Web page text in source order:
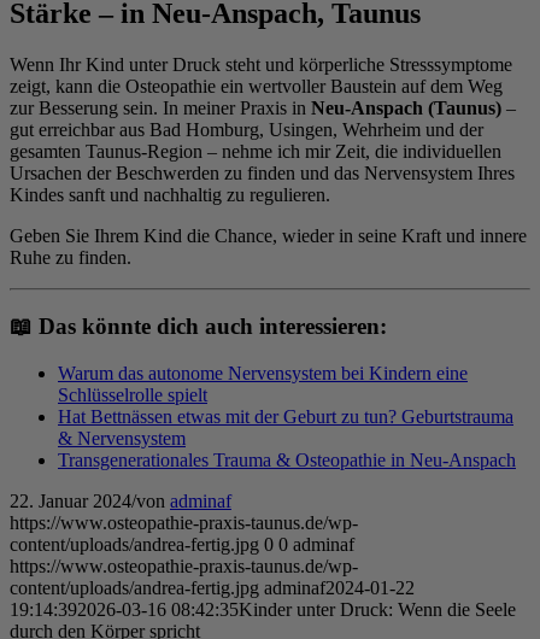
Stärke – in Neu-Anspach, Taunus
Wenn Ihr Kind unter Druck steht und körperliche Stresssymptome
zeigt, kann die Osteopathie ein wertvoller Baustein auf dem Weg
zur Besserung sein. In meiner Praxis in Neu-Anspach (Taunus) –
gut erreichbar aus Bad Homburg, Usingen, Wehrheim und der
gesamten Taunus-Region – nehme ich mir Zeit, die individuellen
Ursachen der Beschwerden zu finden und das Nervensystem Ihres
Kindes sanft und nachhaltig zu regulieren.
Geben Sie Ihrem Kind die Chance, wieder in seine Kraft und innere
Ruhe zu finden.
📖 Das könnte dich auch interessieren:
Warum das autonome Nervensystem bei Kindern eine
Schlüsselrolle spielt
Hat Bettnässen etwas mit der Geburt zu tun? Geburtstrauma
& Nervensystem
Transgenerationales Trauma & Osteopathie in Neu-Anspach
22. Januar 2024/von adminaf
https://www.osteopathie-praxis-taunus.de/wp-
content/uploads/andrea-fertig.jpg 0 0 adminaf
https://www.osteopathie-praxis-taunus.de/wp-
content/uploads/andrea-fertig.jpg adminaf2024-01-22
19:14:392026-03-16 08:42:35Kinder unter Druck: Wenn die Seele
durch den Körper spricht